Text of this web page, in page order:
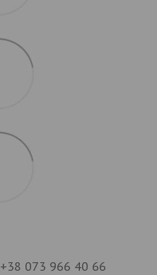
+38 073 966 40 66